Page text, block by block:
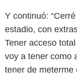
Y continuó:
estadio, con
Tener acceso
voy a tener como
tener de meterme